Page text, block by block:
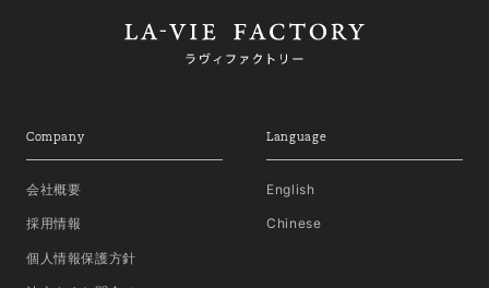
Company
会社概要
採用情報
個人情報保護方針
Language
English
Chinese